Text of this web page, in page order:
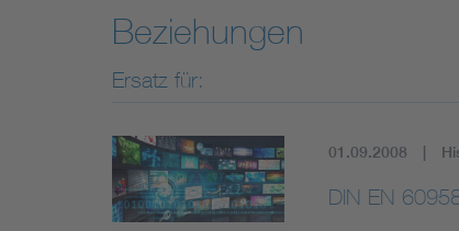
Beziehungen
Ersatz für:
01.09.2008
DIN EN